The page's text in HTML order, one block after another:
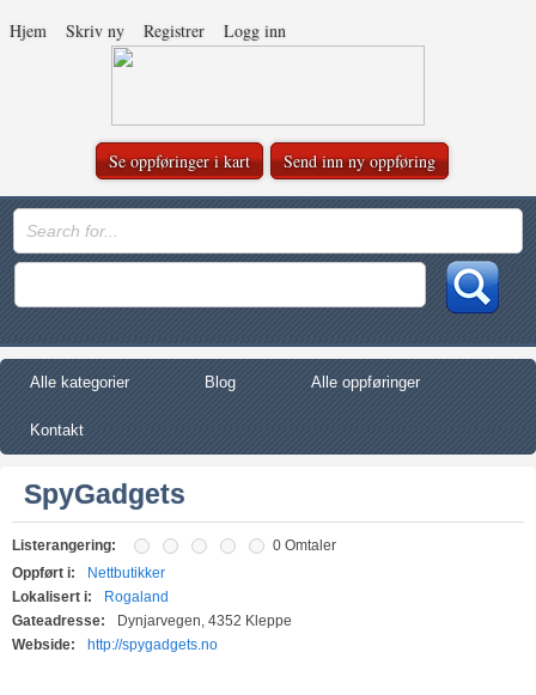
Hjem Skriv ny Registrer Logg inn
Se oppføringer i kart Send inn ny oppføring
Alle kategorier Blog Alle oppføringer
Kontakt
SpyGadgets
Listerangering:
0 Omtaler
Oppført i:
Nettbutikker
Lokalisert i:
Rogaland
Gateadresse:
Dynjarvegen, 4352 Kleppe
Webside:
http://spygadgets.no